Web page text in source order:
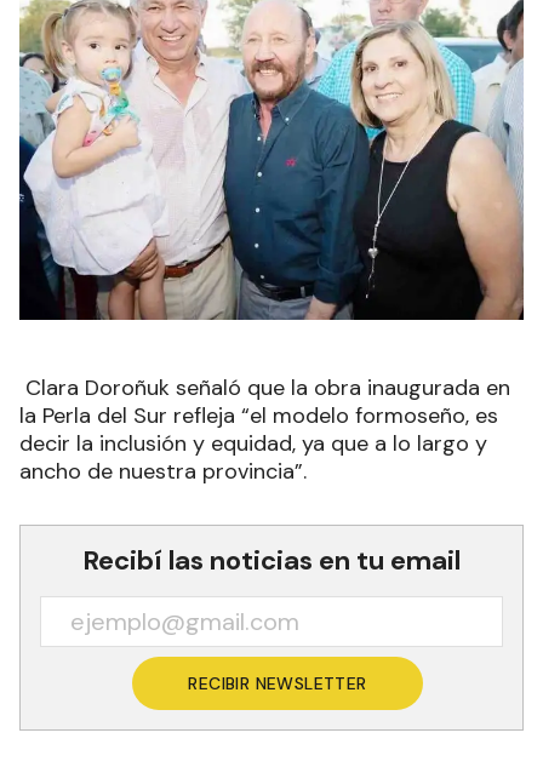
Clara Doroñuk señaló que la obra inaugurada en
la Perla del Sur refleja “el modelo formoseño, es
decir la inclusión y equidad, ya que a lo largo y
ancho de nuestra provincia”.
Recibí las noticias en tu email
RECIBIR NEWSLETTER